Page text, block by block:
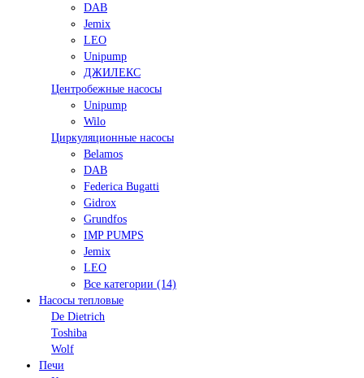
DAB
Jemix
LEO
Unipump
ДЖИЛЕКС
Центробежные насосы
Unipump
Wilo
Циркуляционные насосы
Belamos
DAB
Federica Bugatti
Gidrox
Grundfos
IMP PUMPS
Jemix
LEO
Все категории (14)
Насосы тепловые
De Dietrich
Toshiba
Wolf
Печи